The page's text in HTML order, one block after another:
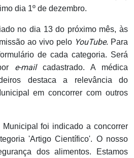
dia 1º de dezembro.
no dia 13 do próximo mês, às
ao vivo pelo YouTube. Para
de cada categoria. Será
e-mailcadastrado. A médica
destaca a relevância do
em concorrer com outros
Municipal foi indicado a concorrer
'Artigo Científico'. O nosso
dos alimentos. Estamos